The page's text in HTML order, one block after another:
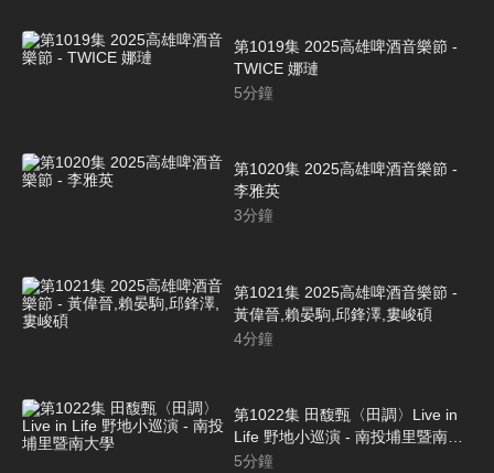
第1019集 2025高雄啤酒音樂節 -
TWICE 娜璉
5分鐘
第1020集 2025高雄啤酒音樂節 -
李雅英
3分鐘
第1021集 2025高雄啤酒音樂節 -
黃偉晉,賴晏駒,邱鋒澤,婁峻碩
4分鐘
第1022集 田馥甄〈田調〉Live in
Life 野地小巡演 - 南投埔里暨南大
學
5分鐘